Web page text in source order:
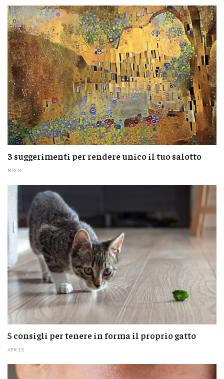
3 suggerimenti per rendere unico il tuo salotto
MAY 8
5 consigli per tenere in forma il proprio gatto
APR 15